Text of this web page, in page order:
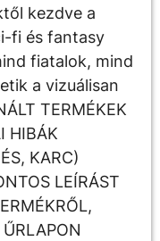
kezdve a
fi és fantasy
fiatalok, mind
a vizuálisan
TERMÉKEK
HIBÁK
KARC)
LEÍRÁST